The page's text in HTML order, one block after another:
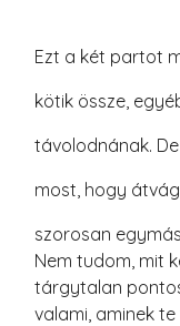
Ezt a két partot
kötik össze,
távolodnának.
most, hogy
szorosan
Nem tudom, mit
tárgytalan
valami, aminek